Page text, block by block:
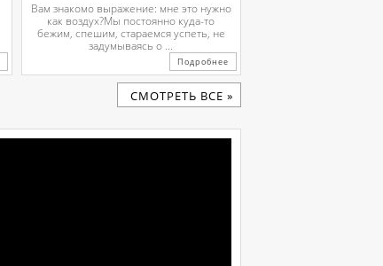
Вам знакомо выражение: мне это нужно
как воздух?Мы постоянно куда-то
бежим, спешим, стараемся успеть, не
задумываясь о ...
Подробнее
CМОТРЕТЬ ВСЕ »